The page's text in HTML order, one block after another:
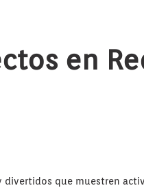
en
que muestren